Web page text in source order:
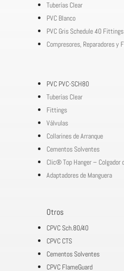
Tuberías Clear
PVC Blanco
PVC Gris Schedule 40 Fittings
Compresores, Reparadores y
PVC PVC-SCH80
Tuberías Clear
Fittings
Válvulas
Collarines de Arranque
Cementos Solventes
Clic® Top Hanger – Colgador
Adaptadores de Manguera
Otros
CPVC Sch.80/40
CPVC CTS
Cementos Solventes
CPVC FlameGuard